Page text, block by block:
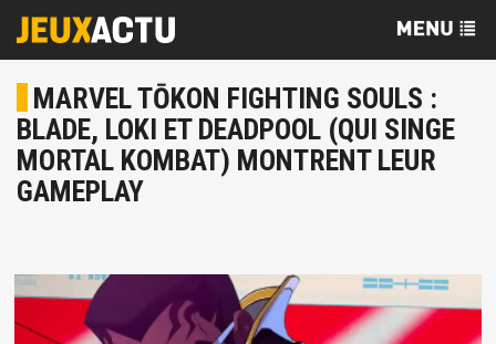
MARVEL TŌKON FIGHTING SOULS :
BLADE, LOKI ET DEADPOOL (QUI SINGE
MORTAL KOMBAT) MONTRENT LEUR
GAMEPLAY